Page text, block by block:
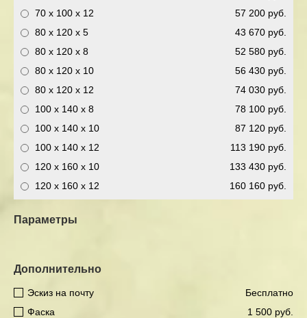
Дополнительно
Бесплатно
Эскиз на почту
1 500 руб.
Фаска
57 200 руб.
70 x 100 x 12
43 670 руб.
80 x 120 x 5
52 580 руб.
80 x 120 x 8
56 430 руб.
80 x 120 x 10
74 030 руб.
80 x 120 x 12
78 100 руб.
100 x 140 x 8
87 120 руб.
100 x 140 x 10
113 190 руб.
100 x 140 x 12
133 430 руб.
120 x 160 x 10
160 160 руб.
120 x 160 x 12
Параметры